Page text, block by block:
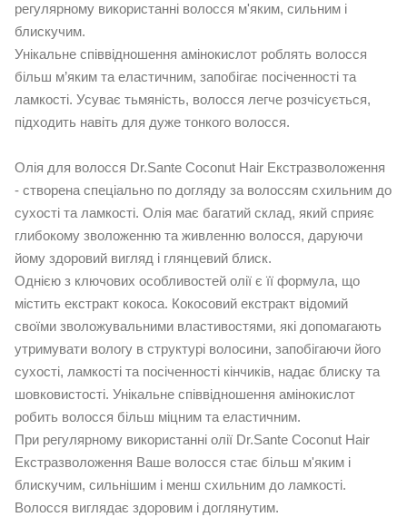
регулярному використанні волосся м'яким, сильним і
блискучим.
Унікальне співвідношення амінокислот роблять волосся
більш м’яким та еластичним, запобігає посіченності та
ламкості. Усуває тьмяність, волосся легче розчісується,
підходить навіть для дуже тонкого волосся.
Олія для волосся Dr.Sante Coconut Hair Екстразволоження
- створена спеціально по догляду за волоссям схильним до
сухості та ламкості. Олія має багатий склад, який сприяє
глибокому зволоженню та живленню волосся, даруючи
йому здоровий вигляд і глянцевий блиск.
Однією з ключових особливостей олії є її формула, що
містить екстракт кокоса. Кокосовий екстракт відомий
своїми зволожувальними властивостями, які допомагають
утримувати вологу в структурі волосини, запобігаючи його
сухості, ламкості та посіченності кінчиків, надає блиску та
шовковистості. Унікальне співвідношення амінокислот
робить волосся більш міцним та еластичним.
При регулярному використанні олії Dr.Sante Coconut Hair
Екстразволоження Ваше волосся стає більш м'яким і
блискучим, сильнішим і менш схильним до ламкості.
Волосся виглядає здоровим і доглянутим.